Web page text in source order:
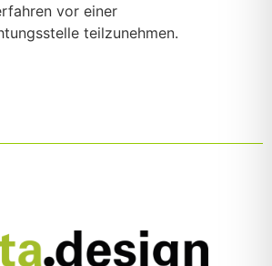
vor einer
teilzunehmen.